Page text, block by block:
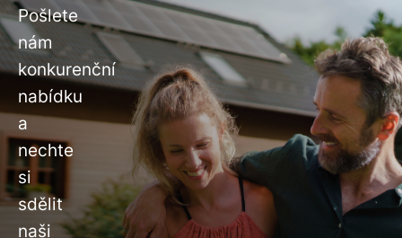
Pošlete
nám
konkurenční
nabídku
a
nechte
si
sdělit
naši